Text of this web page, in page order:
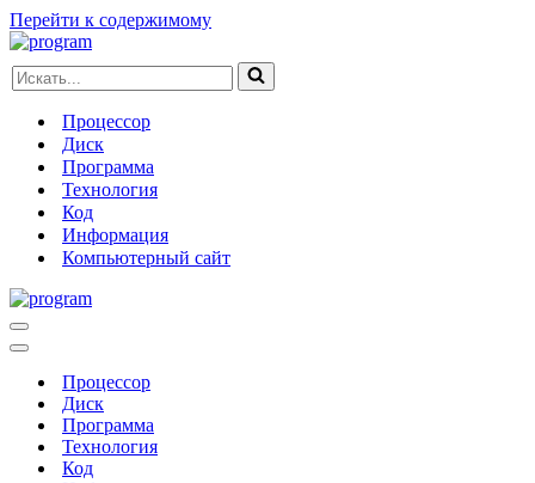
Перейти к содержимому
Искать...
Процессор
Диск
Программа
Технология
Код
Информация
Компьютерный сайт
Меню
навигации
Меню
навигацииПроцессор
Диск
Программа
Технология
Код